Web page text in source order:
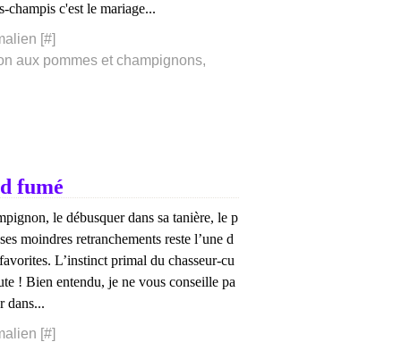
champis c'est le mariage...
[#]
aux pommes et champignons,
fumé
le débusquer dans sa tanière, le p
moindres retranchements reste l’une d
L’instinct primal du chasseur-cu
! Bien entendu, je ne vous conseille pa
dans...
[#]